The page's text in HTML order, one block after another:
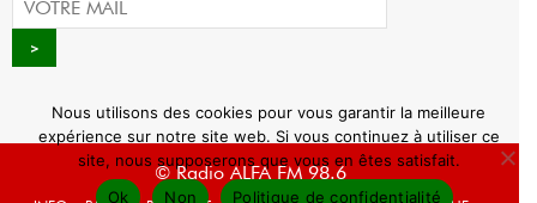
© Radio ALFA FM 98.6
Nous utilisons des cookies pour vous garantir la meilleure
expérience sur notre site web. Si vous continuez à utiliser ce
site, nous supposerons que vous en êtes satisfait.
Ok
Non Politique de confidentialité